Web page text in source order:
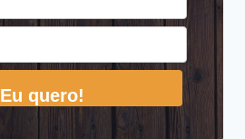
Eu quero!